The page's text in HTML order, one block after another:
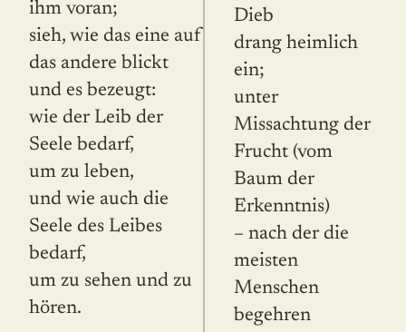
ihm voran;
sieh, wie das eine auf
das andere blickt
und es bezeugt:
wie der Leib der
Seele bedarf,
um zu leben,
und wie auch die
Seele des Leibes
bedarf,
um zu sehen und zu
hören.
Dieb
drang heimlich
ein;
unter
Missachtung der
Frucht (vom
Baum der
Erkenntnis)
– nach der die
meisten
Menschen
begehren